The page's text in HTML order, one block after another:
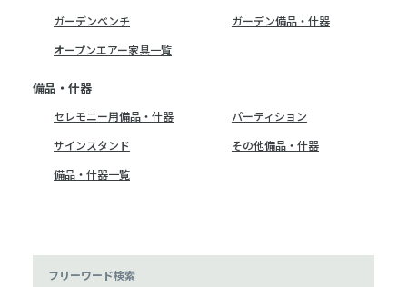
ガーデンベンチ
ガーデン備品・什器
オープンエアー家具一覧
備品・什器
セレモニー用備品・什器
パーティション
サインスタンド
その他備品・什器
備品・什器一覧
フリーワード検索